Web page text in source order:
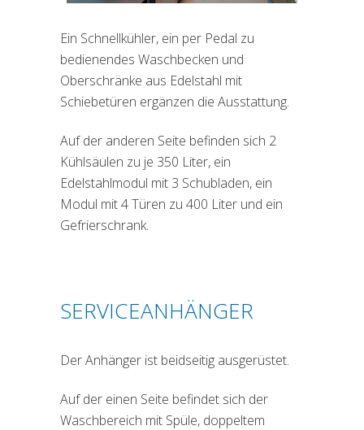
Ein Schnellkühler, ein per Pedal zu
bedienendes Waschbecken und
Oberschränke aus Edelstahl mit
Schiebetüren ergänzen die Ausstattung.
Auf der anderen Seite befinden sich 2
Kühlsäulen zu je 350 Liter, ein
Edelstahlmodul mit 3 Schubladen, ein
Modul mit 4 Türen zu 400 Liter und ein
Gefrierschrank.
SERVICEANHÄNGER
Der Anhänger ist beidseitig ausgerüstet.
Auf der einen Seite befindet sich der
Waschbereich mit Spüle, doppeltem